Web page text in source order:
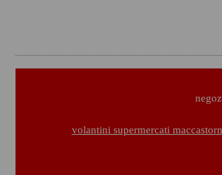
volantini supermercati